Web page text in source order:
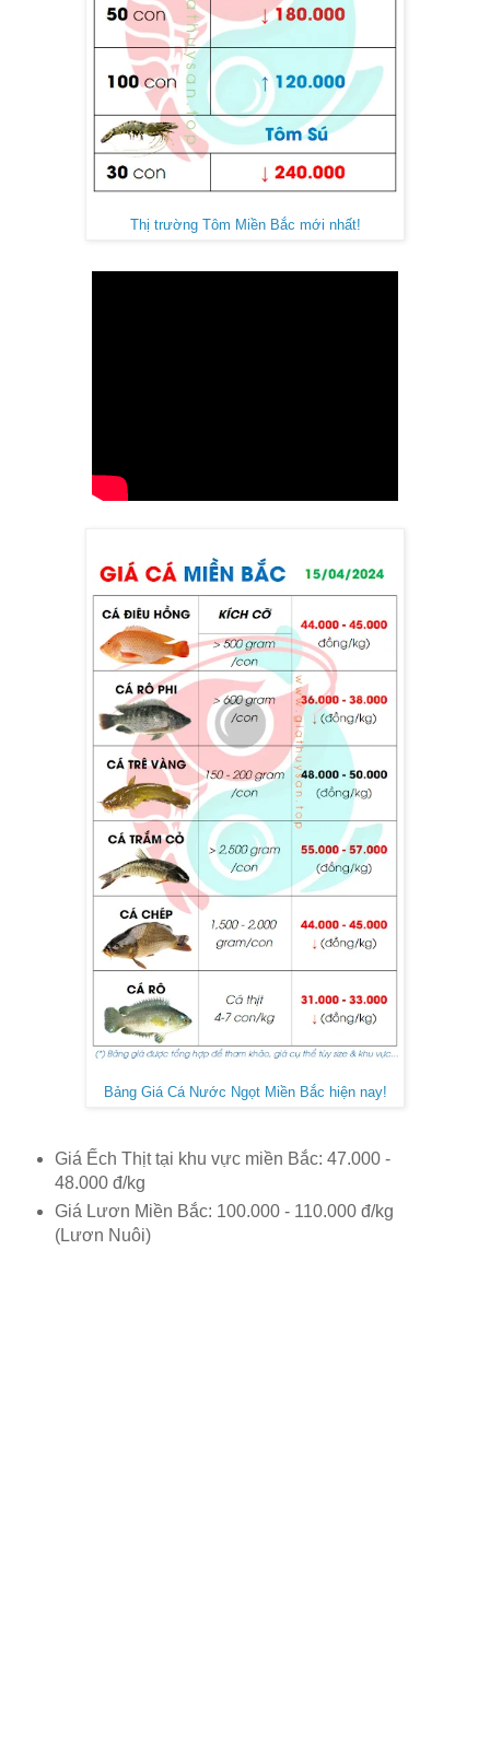
Thị trường Tôm Miền Bắc mới nhất!
Bảng Giá Cá Nước Ngọt Miền Bắc hiện nay!
Giá Ếch Thịt tại khu vực miền Bắc: 47.000 -
48.000 đ/kg
Giá Lươn Miền Bắc: 100.000 - 110.000 đ/kg
(Lươn Nuôi)